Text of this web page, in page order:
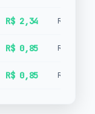
R$ 2,34
R$ 0,85
R$ 0,85